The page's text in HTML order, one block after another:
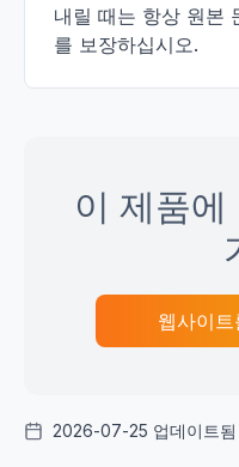
내릴 때는 항상 원본
를 보장하십시오.
이 제품에
웹사이
2026-07-25 업데이트됨